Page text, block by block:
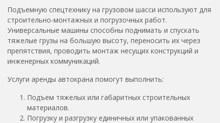
Подъемную спецтехнику на грузовом шасси используют для
строительно-монтажных и погрузочных работ.
Универсальные машины способны поднимать и спускать
тяжелые грузы на большую высоту, переносить их через
препятствия, проводить монтаж несущих конструкций и
инженерных коммуникаций.
Услуги аренды автокрана помогут выполнить:
Подъем тяжелых или габаритных строительных
материалов.
Погрузку и разгрузку единичных или упакованных